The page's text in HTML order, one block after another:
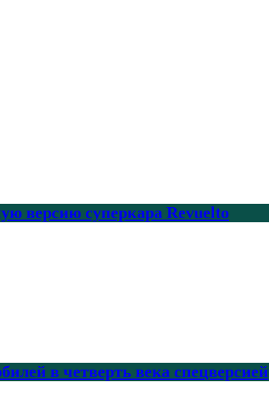
версию суперкара Revuelto
в четверть века спецверсией